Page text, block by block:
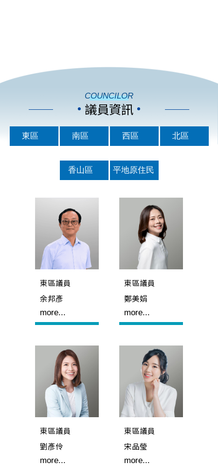
COUNCILOR
議員資訊
東區議員
余邦彥
more...
東區議員
鄭美娟
more...
東區議員
劉彥伶
more...
東區議員
宋品瑩
more...